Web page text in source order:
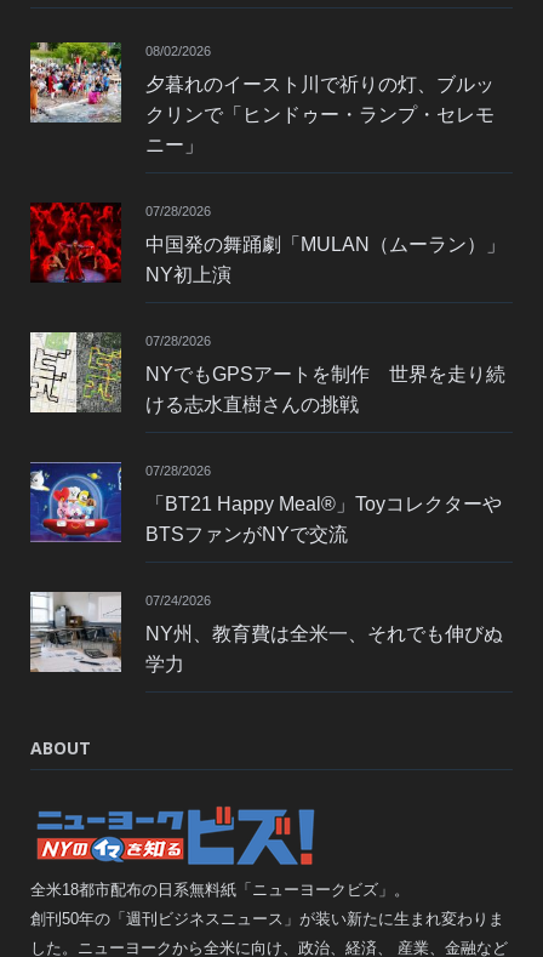
08/02/2026
夕暮れのイースト川で祈りの灯、ブルッ
クリンで「ヒンドゥー・ランプ・セレモ
ニー」
07/28/2026
中国発の舞踊劇「MULAN（ムーラン）」
NY初上演
07/28/2026
NYでもGPSアートを制作 世界を走り続
ける志水直樹さんの挑戦
07/28/2026
「BT21 Happy Meal®」Toyコレクターや
BTSファンがNYで交流
07/24/2026
NY州、教育費は全米一、それでも伸びぬ
学力
ABOUT
全米18都市配布の日系無料紙「ニューヨークビズ」。
創刊50年の「週刊ビジネスニュース」が装い新たに生まれ変わりま
した。ニューヨークから全米に向け、政治、経済、 産業、金融など